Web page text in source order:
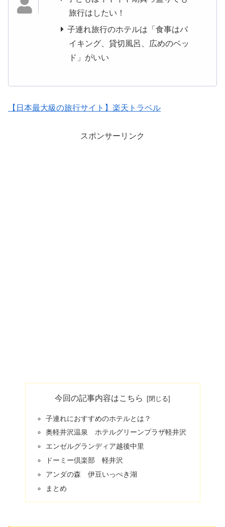
旅行はしたい！
子連れ旅行のホテルは「食事はバ
イキング、貸切風呂、広めのベッ
ド」がいい
【日本最大級の旅行サイト】楽天トラベル
スポンサーリンク
今回の記事内容はこちら
子連れにおすすめのホテルとは？
奥軽井沢温泉 ホテルグリーンプラザ軽井沢
エンゼルグランディア越後中里
ドーミー倶楽部 軽井沢
アンダの森 伊豆いっぺき湖
まとめ